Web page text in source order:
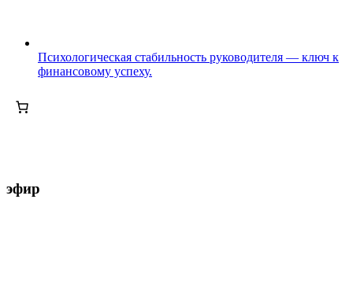
Психологическая стабильность руководителя — ключ к
финансовому успеху.
эфир